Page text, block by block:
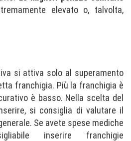
elevato o, talvolta,
si attiva solo al superamento
franchigia. Più la franchigia è
è basso. Nella scelta del
si consiglia di valutare il
Se avete spese mediche
inserire franchigie